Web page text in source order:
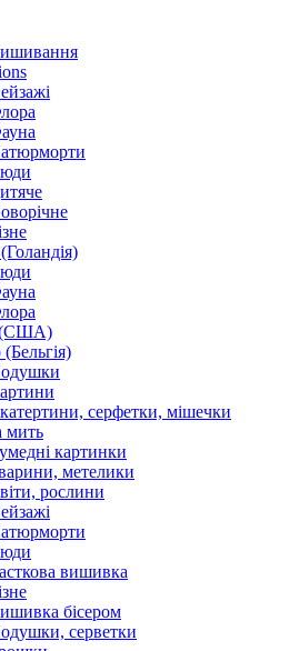
(США)
серфетки, мішечки
мить
картинки
метелики
рослини
вишивка
бісером
серветки